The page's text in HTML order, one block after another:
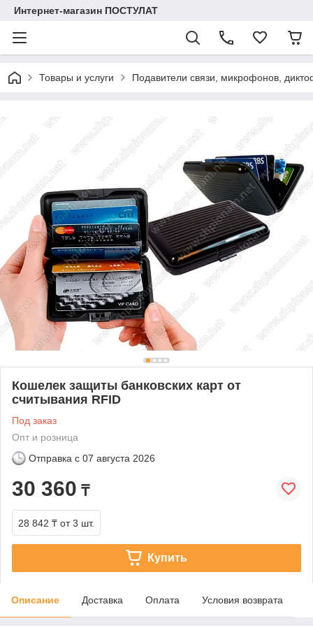
Интернет-магазин ПОСТУЛАТ
Товары и услуги Подавители связи, микрофонов,
Кошелек защиты банковских карт от
считывания RFID
Под заказ
Опт и розница
Отправка с 07 августа 2026
30 360 ₸
28 842 ₸ от 3 шт.
Купить
Описание Доставка Оплата Условия возврата